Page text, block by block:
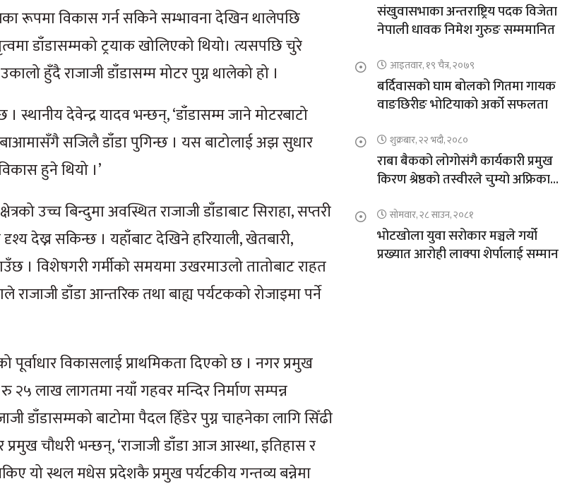
रूपमा विकास गर्न सकिने सम्भावना देखिन थालेपछि
डाँडासम्मको ट्रयाक खोलिएको थियो। त्यसपछि चुरे
हुँदै राजाजी डाँडासम्म मोटर पुग्न थालेको हो ।
देवेन्द्र यादव भन्छन्, ‘डाँडासम्म जाने मोटरबाटो
सजिलै डाँडा पुगिन्छ । यस बाटोलाई अझ सुधार
हुने थियो ।’
उच्च बिन्दुमा अवस्थित राजाजी डाँडाबाट सिराहा, सप्तरी
देख्न सकिन्छ । यहाँबाट देखिने हरियाली, खेतबारी,
। विशेषगरी गर्मीको समयमा उखरमाउलो तातोबाट राहत
डाँडा आन्तरिक तथा बाह्य पर्यटकको रोजाइमा पर्ने
विकासलाई प्राथमिकता दिएको छ । नगर प्रमुख
२५ लाख लागतमा नयाँ गहवर मन्दिर निर्माण सम्पन्न
बाटोमा पैदल हिँडेर पुग्न चाहनेका लागि सिँढी
चौधरी भन्छन्, ‘राजाजी डाँडा आज आस्था, इतिहास र
यो स्थल मधेस प्रदेशकै प्रमुख पर्यटकीय गन्तव्य बन्नेमा
संखुवासभाका अन्तराष्ट्रिय पदक विजेता
नेपाली धावक निमेश गुरुङ सम्ममानित
आइतवार, १९ चैत्र, २०७९
बर्दिवासको घाम बोलको गितमा गायक
वाङछिरीङ भोटियाको अर्को सफलता
शुक्रबार, २२ भदौ, २०८०
राबा बैकको लोगोसंगै कार्यकारी प्रमुख
किरण श्रेष्ठको तस्वीरले चुम्यो अफ्रिकाको
सोमवार, २८ साउन, २०८१
भोटखोला युवा सरोकार मञ्चले गर्यो
प्रख्यात आरोही लाक्पा शेर्पालाई सम्मान